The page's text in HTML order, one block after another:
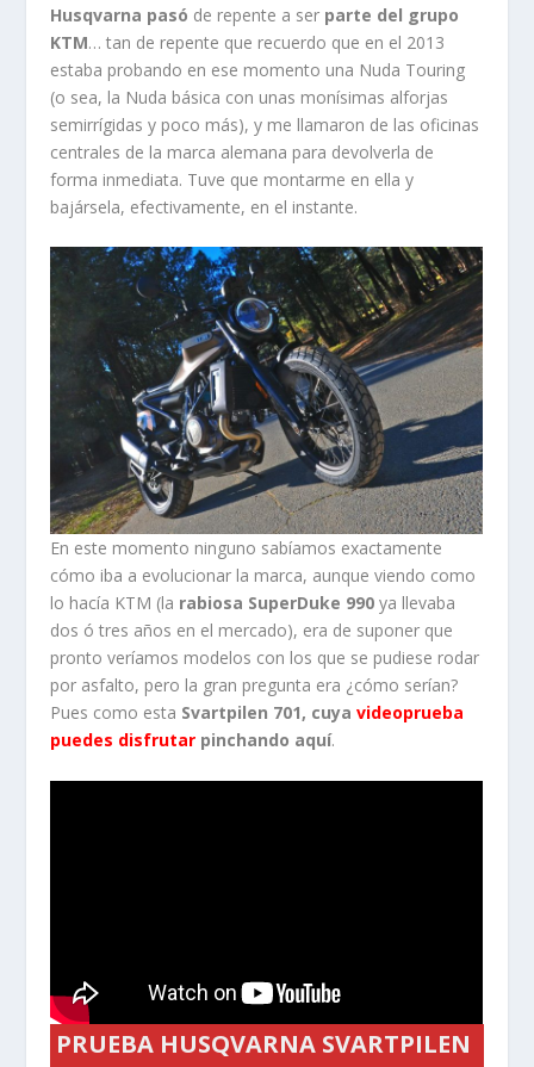
Husqvarna pasó de repente a ser parte del grupo
KTM… tan de repente que recuerdo que en el 2013
estaba probando en ese momento una Nuda Touring
(o sea, la Nuda básica con unas monísimas alforjas
semirrígidas y poco más), y me llamaron de las oficinas
centrales de la marca alemana para devolverla de
forma inmediata. Tuve que montarme en ella y
bajársela, efectivamente, en el instante.
En este momento ninguno sabíamos exactamente
cómo iba a evolucionar la marca, aunque viendo como
lo hacía KTM (la rabiosa SuperDuke 990 ya llevaba
dos ó tres años en el mercado), era de suponer que
pronto veríamos modelos con los que se pudiese rodar
por asfalto, pero la gran pregunta era ¿cómo serían?
Pues como esta Svartpilen 701, cuyavideoprueba
puedes disfrutar pinchando aquí.
PRUEBA HUSQVARNA SVARTPILEN